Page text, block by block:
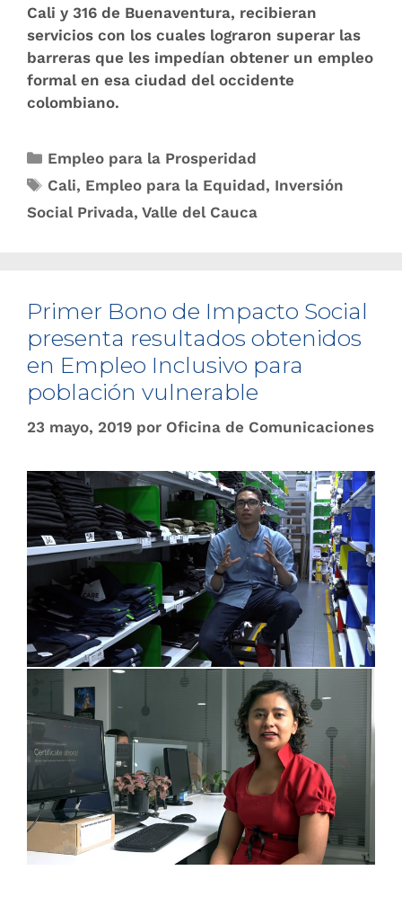
Cali y 316 de Buenaventura, recibieran
servicios con los cuales lograron superar las
barreras que les impedían obtener un empleo
formal en esa ciudad del occidente
colombiano.
Empleo para la Prosperidad
Cali, Empleo para la Equidad, Inversión
Social Privada, Valle del Cauca
Primer Bono de Impacto So​cial
presenta resultados obtenidos
en Empleo Inclusivo para
población vulnerable
23 mayo, 2019 por Oficina de Comunicaciones